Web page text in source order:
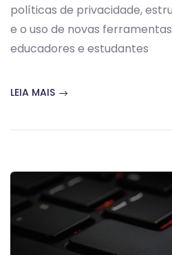
políticas de privacidade,
e o uso de novas
educadores e estudantes
LEIA MAIS